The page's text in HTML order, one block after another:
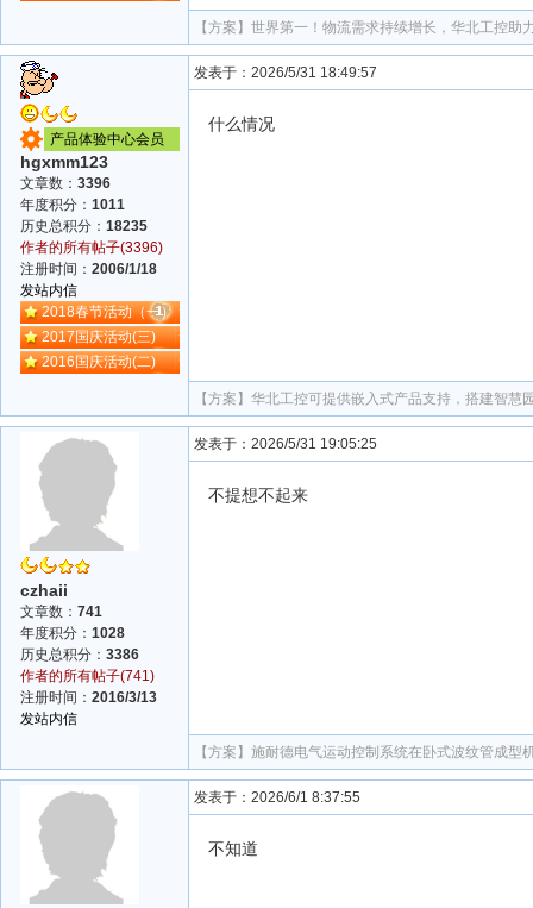
【方案】 世界第一！物流需求持续增长，华北工控助
产品体验中心会员
hgxmm123
文章数： 3396
年度积分： 1011
历史总积分： 18235
作者的所有帖子(3396)
注册时间： 2006/1/18
发站内信
2018春节活动（一）
2017国庆活动(三)
2016国庆活动(二)
发表于：2026/5/31 18:49:57
什么情况
【方案】 华北工控可提供嵌入式产品支持，搭建智慧
czhaii
文章数： 741
年度积分： 1028
历史总积分： 3386
作者的所有帖子(741)
注册时间： 2016/3/13
发站内信
发表于：2026/5/31 19:05:25
不提想不起来
【方案】 施耐德电气运动控制系统在卧式波纹管成型
发表于：2026/6/1 8:37:55
不知道